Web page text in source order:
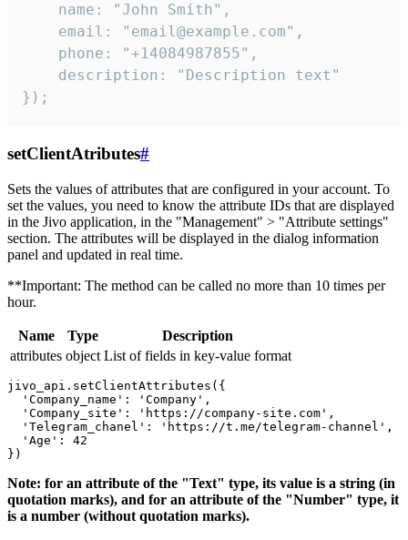
    name: "John Smith",
    email: "email@example.com",
    phone: "+14084987855",
    description: "Description text"
});
setClientAtributes#
Sets the values ​​of attributes that are configured in your account. To
set the values, you need to know the attribute IDs that are displayed
in the Jivo application, in the "Management" > "Attribute settings"
section. The attributes will be displayed in the dialog information
panel and updated in real time.
**Important: The method can be called no more than 10 times per
hour.
Name Type
Description
attributes object List of fields in key-value format
jivo_api.setClientAttributes({
  'Company_name': 'Company',
  'Company_site': 'https://company-site.com',
  'Telegram_chanel': 'https://t.me/telegram-channel',
  'Age': 42
Note: for an attribute of the "Text" type, its value is a string (in
quotation marks), and for an attribute of the "Number" type, it
is a number (without quotation marks).